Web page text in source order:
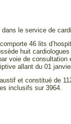
dans le service de
46 lits
huit
voie de consultation
allant du 01
et constitué de
inclusifs sur 3964.